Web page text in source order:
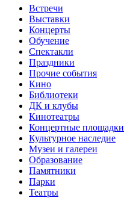
Встречи
Выставки
Концерты
Обучение
Спектакли
Праздники
Прочие события
Кино
Библиотеки
ДК и клубы
Кинотеатры
Концертные площадки
Культурное наследие
Музеи и галереи
Образование
Памятники
Парки
Театры